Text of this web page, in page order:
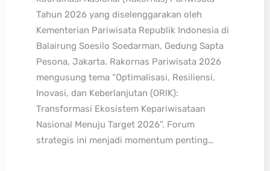
Tahun 2026 yang diselenggarakan oleh
Kementerian Pariwisata Republik Indonesia di
Balairung Soesilo Soedarman, Gedung Sapta
Pesona, Jakarta. Rakornas Pariwisata 2026
mengusung tema “Optimalisasi, Resiliensi,
Inovasi, dan Keberlanjutan (ORIK):
Transformasi Ekosistem Kepariwisataan
Nasional Menuju Target 2026”. Forum
strategis ini menjadi momentum penting…